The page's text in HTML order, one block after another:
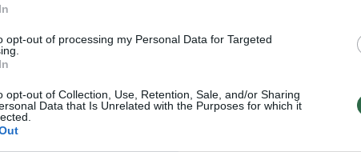
opt-out of processing my Personal Data for Targeted
opt-out of Collection, Use, Retention, Sale, and/or Sharing
Data that Is Unrelated with the Purposes for which it
Žinios Lietuvos diena
00:02:08
Aukštaitijos pučiamųjų orkestras